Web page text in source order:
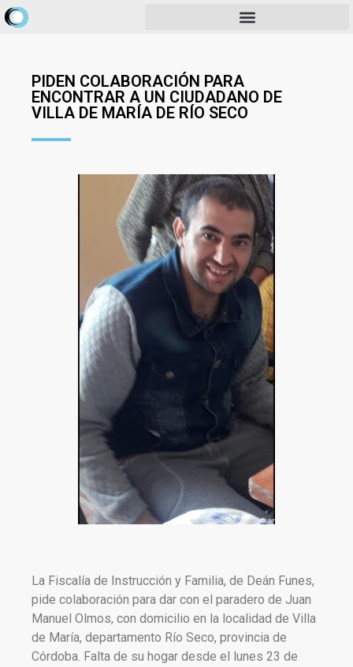
PIDEN COLABORACIÓN PARA
ENCONTRAR A UN CIUDADANO DE
VILLA DE MARÍA DE RÍO SECO
La Fiscalía de Instrucción y Familia, de Deán Funes,
pide colaboración para dar con el paradero de Juan
Manuel Olmos, con domicilio en la localidad de Villa
de María, departamento Río Seco, provincia de
Córdoba. Falta de su hogar desde el lunes 23 de